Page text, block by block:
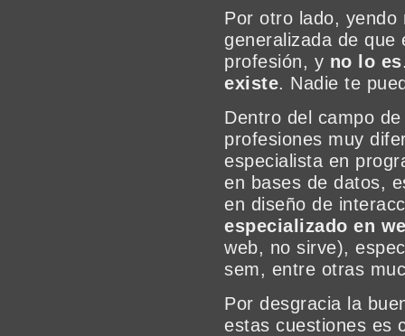
Por otro lado, yendo
generalizada de que
profesión, y no lo es
existe. Nadie te
Dentro del campo
profesiones muy
especialista en
en bases de datos,
en diseño de
especializado en
web, no sirve),
sem, entre otras
Por desgracia la
estas cuestiones es